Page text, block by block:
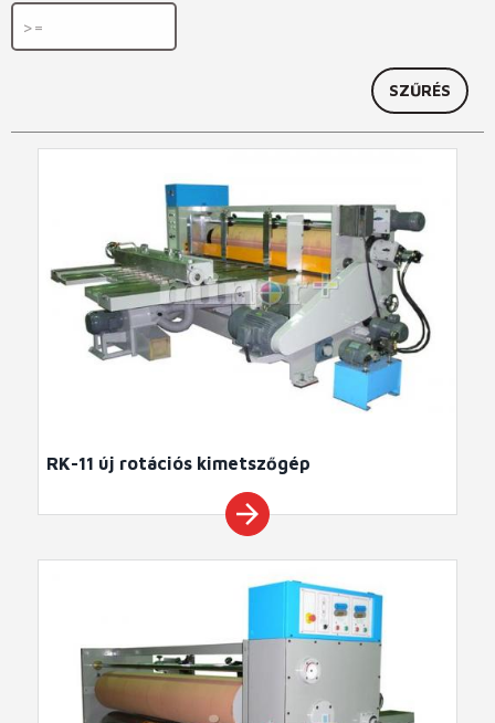
RK-11 új rotációs kimetszőgép
arrow_forward